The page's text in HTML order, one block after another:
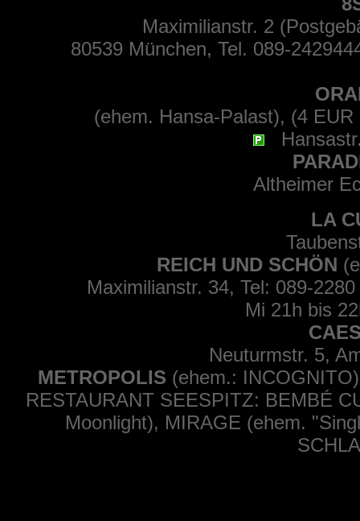
Maximilianstr. 2
80539 München, Tel. 089-
(ehem. Hansa-Palast), (4
Altheimer
LA
REICH UND SCHÖN
Maximilianstr. 34, Tel: 089-
Mi 21h bis
Neuturmstr. 5,
METROPOLIS (ehem.:
RESTAURANT SEESPITZ: BEMBÉ
Moonlight), MIRAGE (ehem.